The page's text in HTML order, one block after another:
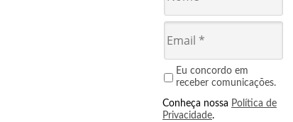
Eu concordo em
receber comunicações.
Conheça nossa Política de
Privacidade.